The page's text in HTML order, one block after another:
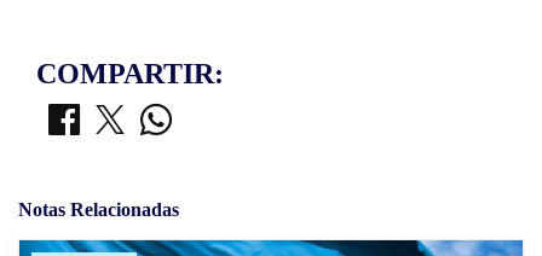
COMPARTIR:
Notas Relacionadas